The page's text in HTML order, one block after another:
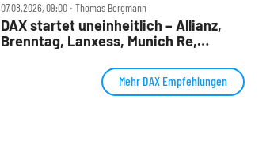
07.08.2026, 09:00 ‧ Thomas Bergmann
DAX startet uneinheitlich – Allianz,
Brenntag, Lanxess, Munich Re,
Mehr DAX Empfehlungen